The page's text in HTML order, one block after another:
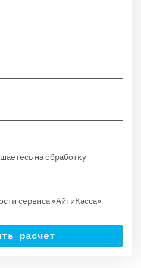
на обработку
сервиса «АйтиКасса»
расчет